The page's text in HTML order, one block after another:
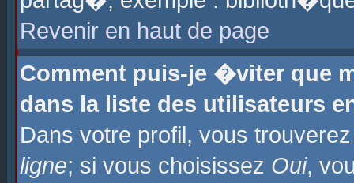
Revenir en haut de page
Comment puis-je �viter que
dans la liste des utilisateurs
Dans votre profil, vous
ligne; si vous choisissez Oui,